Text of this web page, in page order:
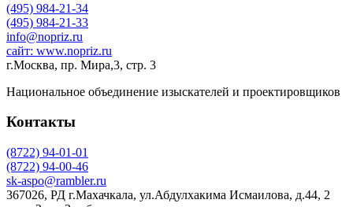
(495) 984-21-34
(495) 984-21-33
info@nopriz.ru
сайт: www.nopriz.ru
г.Москва, пр. Мира,3, стр. 3
Национальное объединение изыскателей и проектировщиков
Контакты
(8722) 94-01-01
(8722) 94-00-46
sk-aspo@rambler.ru
367026, РД г.Махачкала, ул.Абдулхакима Исмаилова, д.44, 2